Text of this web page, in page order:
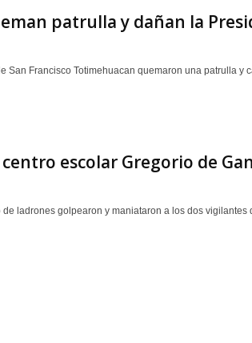
patrulla y dañan la
San Francisco Totimehuacan quemaron una patrulla y
escolar Gregorio de
ladrones golpearon y maniataron a los dos vigilantes